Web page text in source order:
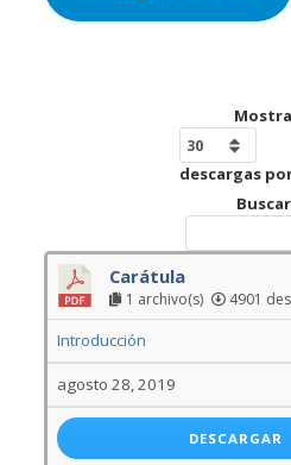
descargas
Carátula
1 archivo(s) 4901
Introducción
agosto 28, 2019
DESCARGAR